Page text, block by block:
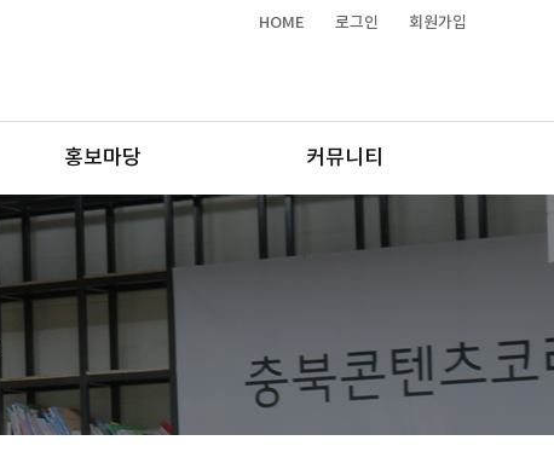
HOME 로그인 회원가입
홍보마당 커뮤니티